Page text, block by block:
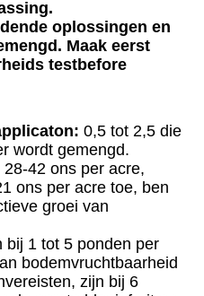
oplossingen en
Maak eerst
testbefore
0,5 tot 2,5 die
wordt gemengd.
42 ons per acre,
ons per acre toe, ben
groei van
bij 1 tot 5 ponden per
bodemvruchtbaarheid
zijn bij 6